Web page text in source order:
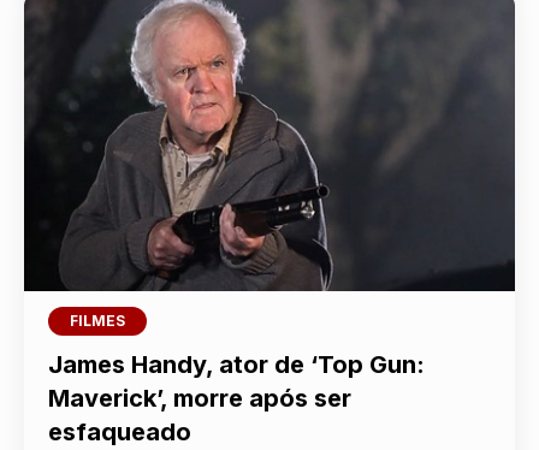
FILMES
James Handy, ator de ‘Top Gun:
Maverick’, morre após ser
esfaqueado